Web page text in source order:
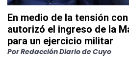
En medio de la tensión
autorizó el ingreso de la
para un ejercicio militar
PorRedacción Diario de Cuyo